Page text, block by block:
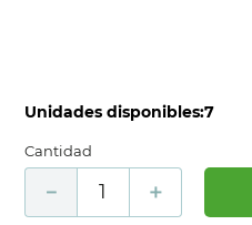
Unidades disponibles:7
Cantidad
＋
－